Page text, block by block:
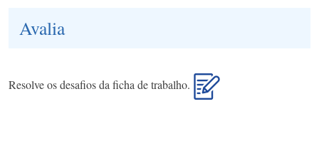
Avalia
Resolve os desafios da ficha de trabalho.